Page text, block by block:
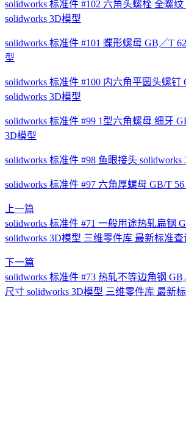
solidworks 标准件 #102 六角头螺栓 全螺纹
solidworks 3D模型
solidworks 标准件 #101 蝶形螺母 GB╱T
型
solidworks 标准件 #100 内六角平圆头螺钉
solidworks 3D模型
solidworks 标准件 #99 1型六角螺母 细牙
3D模型
solidworks 标准件 #98 鱼眼接头 solidworks
solidworks 标准件 #97 六角厚螺母 GB/T
上一篇
solidworks 标准件 #71 一般用途热轧扁钢
solidworks 3D模型 三维零件库 最新标准查
下一篇
solidworks 标准件 #73 热轧不等边角钢
尺寸 solidworks 3D模型 三维零件库 最新